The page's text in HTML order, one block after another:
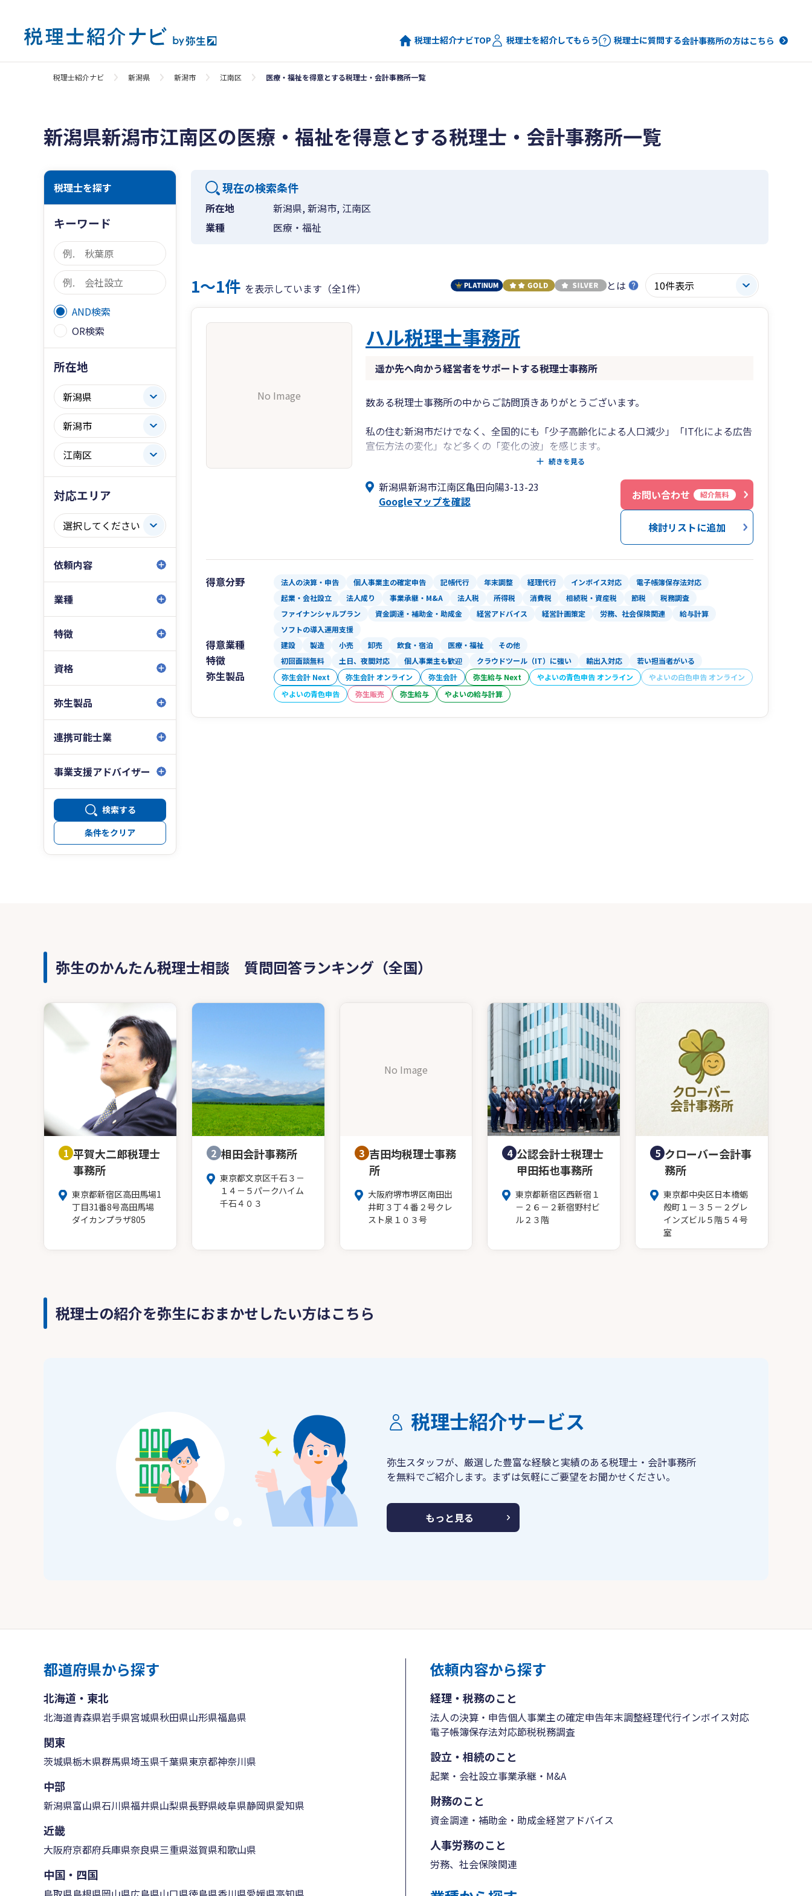
税理士紹介ナビTOP 税理士を紹介してもらう 税理士に質問する会計事務所の方はこちら
税理士紹介ナビ 新潟県 新潟市 江南区 医療・福祉を得意とする税理士・会計事務所一覧
新潟県新潟市江南区の医療・福祉を得意とする税理士・会計事務所一覧
税理士を探す
キーワード
AND検索
OR検索
所在地
対応エリア
依頼内容
業種
特徴
資格
弥生製品
連携可能士業
事業支援アドバイザー
検索する
条件をクリア
現在の検索条件
所在地
新潟県, 新潟市, 江南区
業種
医療・福祉
1〜1件 を表示しています（全1件） とは
No Image
ハル税理士事務所
遥か先へ向かう経営者をサポートする税理士事務所
数ある税理士事務所の中からご訪問頂きありがとうございます。
私の住む新潟市だけでなく、全国的にも「少子高齢化による人口減少」「IT化による広告
宣伝方法の変化」など多くの「変化の波」を感じます。
らないと考えています。
私も一人の経営者として、関わる経営者さんたちが「より自分が行きたい方向に行けるよ
うに」全力でサポートいたします。
続きを見る
新潟県新潟市江南区亀田向陽3-13-23
Googleマップを確認
お問い合わせ 紹介無料
検討リストに追加
得意分野 法人の決算・申告 個人事業主の確定申告 記帳代行 年末調整 経理代行 インボイス対応
電子帳簿保存法対応
起業・会社設立
法人成り 事業承継・M&A 法人税 所得税 消費税 相続税・資産税 節税
税務調査
ファイナンシャルプラン
資金調達・補助金・助成金 経営アドバイス 経営計画策定 労務、社会保険関連
給与計算
ソフトの導入運用支援
得意業種 建設 製造 小売 卸売 飲食・宿泊 医療・福祉 その他
特徴 初回面談無料 土日、夜間対応 個人事業主も歓迎 クラウドツール（IT）に強い 輸出入対応 若い担当者がいる
弥生製品 弥生会計 Next 弥生会計 オンライン 弥生会計 弥生給与 Next やよいの青色申告 オンライン
やよいの白色申告 オンライン
やよいの青色申告
弥生販売 弥生給与 やよいの給与計算
弥生のかんたん税理士相談 質問回答ランキング（全国）
1 平賀大二郎税理士
事務所
東京都新宿区高田馬場1
丁目31番8号高田馬場
ダイカンプラザ805
2 相田会計事務所
東京都文京区千石３－
１４－５パークハイム
千石４０３
No Image
3 吉田均税理士事務
所
大阪府堺市堺区南田出
井町３丁４番２号クレ
スト泉１０３号
4 公認会計士税理士
甲田拓也事務所
東京都新宿区西新宿１
－２６－２新宿野村ビ
ル２３階
5 クローバー会計事
務所
東京都中央区日本橋蛎
殻町１－３５－２グレ
インズビル５階５４号
室
税理士の紹介を弥生におまかせしたい方はこちら
税理士紹介サービス
弥生スタッフが、厳選した豊富な経験と実績のある税理士・会計事務所
を無料でご紹介します。まずは気軽にご要望をお聞かせください。
もっと見る
都道府県から探す
北海道・東北
北海道青森県岩手県宮城県秋田県山形県福島県
関東
茨城県栃木県群馬県埼玉県千葉県東京都神奈川県
中部
新潟県富山県石川県福井県山梨県長野県岐阜県静岡県愛知県
近畿
大阪府京都府兵庫県奈良県三重県滋賀県和歌山県
中国・四国
依頼内容から探す
経理・税務のこと
法人の決算・申告個人事業主の確定申告年末調整経理代行インボイス対応
電子帳簿保存法対応節税税務調査
設立・相続のこと
起業・会社設立事業承継・M&A
財務のこと
資金調達・補助金・助成金経営アドバイス
人事労務のこと
労務、社会保険関連